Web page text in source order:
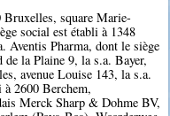
square Marie-
social est établi à 1348
Aventis Pharma, dont le siège
la Plaine 9, la s.a. Bayer,
avenue Louise 143, la s.a.
2600 Berchem,
Merck Sharp & Dohme BV,